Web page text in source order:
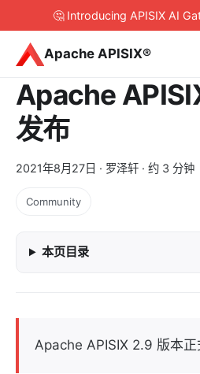
🤔 Introducing APISIX AI
Apache APISIX®
Apache
发布
2021年8月27日 · 罗泽轩 · 约 3 分钟
Community
本页目录
Apache APISIX 2.9 版本正